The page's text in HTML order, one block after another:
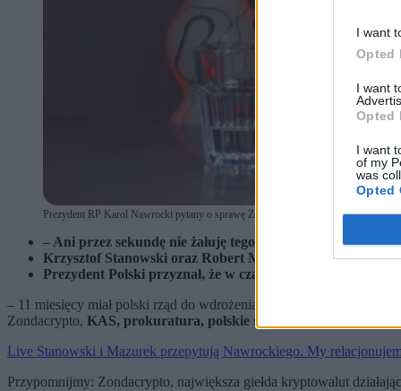
I want
Opted
I want
Opted
I want
of my
was
Opted
Prezydent RP Karol Nawrocki pytany o sprawę Zondacrypto. (fot. Kanał Zero)
– Ani przez sekundę nie żałuję tego weta i nie
Krzysztof Stanowski oraz Robert Mazurek pytali także
Prezydent Polski przyznał, że w czasie kampanii
– 11 miesięcy miał polski rząd do wdrożenia rozporządzania UE
Zondacrypto, KAS, prokuratura, polskie służby podległe
Live Stanowski i Mazurek przepytują Nawrockiego. My
Przypomnijmy: Zondacrypto, największa giełda kryptowalut